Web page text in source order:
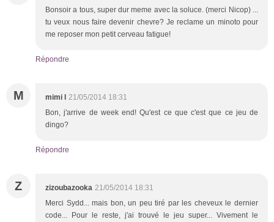
Bonsoir a tous, super dur meme avec la soluce. (merci Nicop) ...
tu veux nous faire devenir chevre? Je reclame un minoto pour
me reposer mon petit cerveau fatigue!
Répondre
M mimi l 21/05/2014 18:31
Bon, j'arrive de week end! Qu'est ce que c'est que ce jeu de
dingo?
Répondre
Z zizoubazooka 21/05/2014 18:31
Merci Sydd... mais bon, un peu tiré par les cheveux le dernier
code... Pour le reste, j'ai trouvé le jeu super... Vivement le